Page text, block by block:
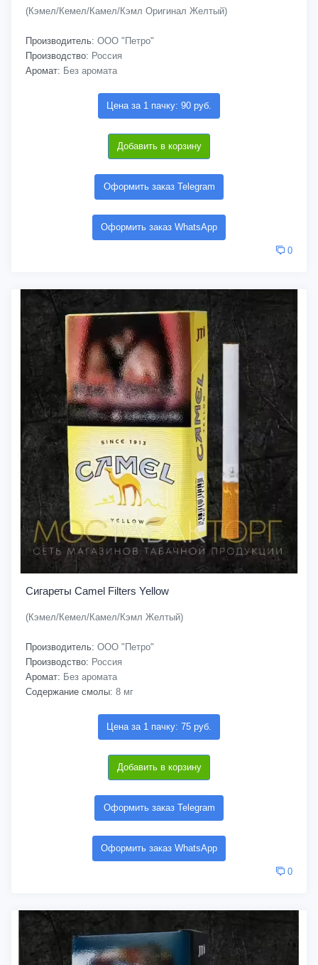
(Кэмел/Кемел/Камел/Кэмл Оригинал Желтый)
Производитель: ООО "Петро"
Производство: Россия
Аромат: Без аромата
Цена за 1 пачку: 90 руб.
Добавить в корзину
Оформить заказ Telegram
Оформить заказ WhatsApp
0
Сигареты Camel Filters Yellow
(Кэмел/Кемел/Камел/Кэмл Желтый)
Производитель: ООО "Петро"
Производство: Россия
Аромат: Без аромата
Содержание смолы: 8 мг
Цена за 1 пачку: 75 руб.
Добавить в корзину
Оформить заказ Telegram
Оформить заказ WhatsApp
0